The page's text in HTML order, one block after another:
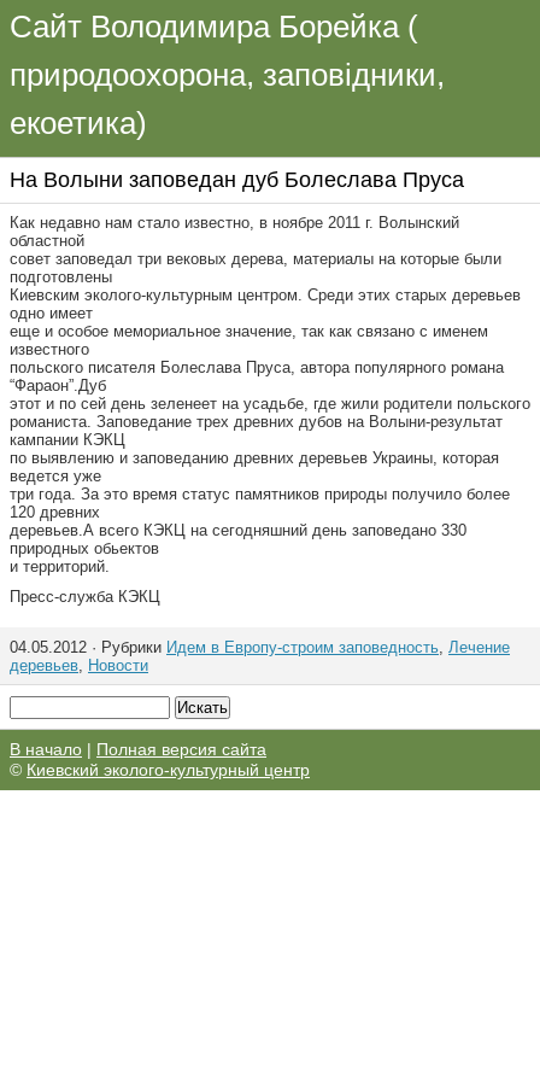
Сайт Володимира Борейка (
природоохорона, заповідники,
екоетика)
На Волыни заповедан дуб Болеслава Пруса
Как недавно нам стало известно, в ноябре 2011 г. Волынский
областной
совет заповедал три вековых дерева, материалы на которые были
подготовлены
Киевским эколого-культурным центром. Среди этих старых деревьев
одно имеет
еще и особое мемориальное значение, так как связано с именем
известного
польского писателя Болеслава Пруса, автора популярного романа
“Фараон”.Дуб
этот и по сей день зеленеет на усадьбе, где жили родители польского
романиста. Заповедание трех древних дубов на Волыни-результат
кампании КЭКЦ
по выявлению и заповеданию древних деревьев Украины, которая
ведется уже
три года. За это время статус памятников природы получило более
120 древних
деревьев.А всего КЭКЦ на сегодняшний день заповедано 330
природных обьектов
и территорий.
Пресс-служба КЭКЦ
04.05.2012 · Рубрики Идем в Европу-строим заповедность, Лечение
деревьев, Новости
В начало | Полная версия сайта
© Киевский эколого-культурный центр